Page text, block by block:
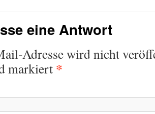
eine Antwort
Adresse wird nicht
markiert *